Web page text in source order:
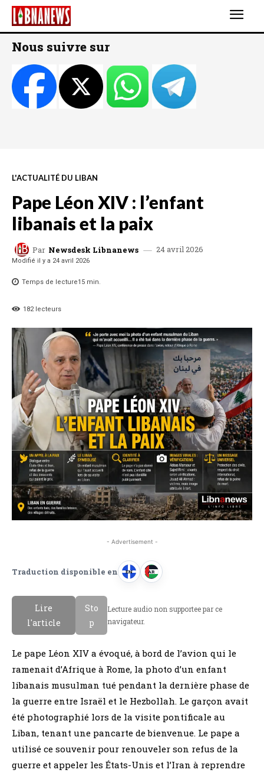
Nous suivre sur
L'ACTUALITÉ DU LIBAN
Pape Léon XIV : l’enfant
libanais et la paix
Par Newsdesk Libnanews 24 avril 2026
Modifié il y a 24 avril 2026
Temps de lecture15 min.
182lecteurs
- Advertisement -
Traduction disponible en EN
A
g
l
i
s
AR
A
a
Lire
l'article
Sto
p
Lecture audio non supportee par ce
navigateur.
Le pape Léon XIV a évoqué, à bord de l’avion qui le
ramenait d’Afrique à Rome, la photo d’un enfant
libanais musulman tué pendant la dernière phase de
la guerre entre Israël et le Hezbollah. Le garçon avait
été photographié lors de la visite pontificale au
Liban, tenant une pancarte de bienvenue. Le pape a
utilisé ce souvenir pour renouveler son refus de la
guerre et appeler les États-Unis et l’Iran à reprendre